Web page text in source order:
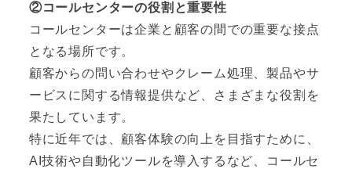
②コールセンターの役割と重要性
コールセンターは企業と顧客の間での重要な接点
となる場所です。
顧客からの問い合わせやクレーム処理、製品やサ
ービスに関する情報提供など、さまざまな役割を
果たしています。
特に近年では、顧客体験の向上を目指すために、
AI技術や自動化ツールを導入するなど、コールセ